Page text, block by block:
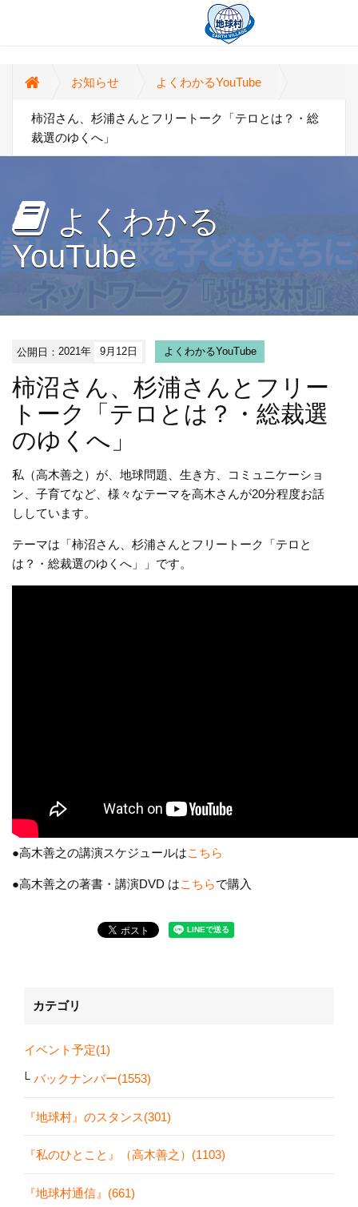
お知らせ よくわかるYouTube
柿沼さん、杉浦さんとフリートーク「テロとは？・総
裁選のゆくへ」
よくわかる
YouTube
公開日：2021年 9月12日 よくわかるYouTube
柿沼さん、杉浦さんとフリー
トーク「テロとは？・総裁選
のゆくへ」
私（高木善之）が、地球問題、生き方、コミュニケーショ
ン、子育てなど、様々なテーマを高木さんが20分程度お話
ししています。
テーマは「柿沼さん、杉浦さんとフリートーク「テロと
は？・総裁選のゆくへ」」です。
●高木善之の講演スケジュールはこちら
●高木善之の著書・講演DVD はこちらで購入
カテゴリ
イベント予定(1)
バックナンバー(1553)
『地球村』のスタンス(301)
『私のひとこと』（高木善之）(1103)
『地球村通信』(661)